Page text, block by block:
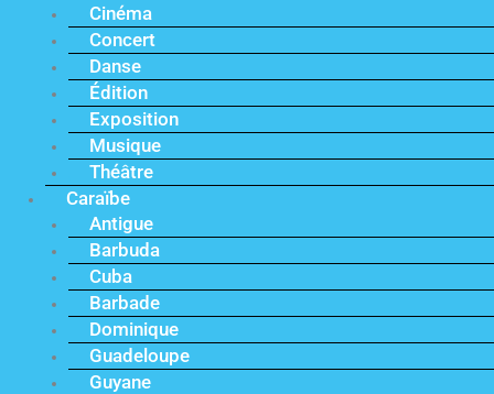
Cinéma
Concert
Danse
Édition
Exposition
Musique
Théâtre
Caraïbe
Antigue
Barbuda
Cuba
Barbade
Dominique
Guadeloupe
Guyane